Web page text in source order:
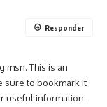
msn. This is an
sure to bookmark it
useful information.
Responder